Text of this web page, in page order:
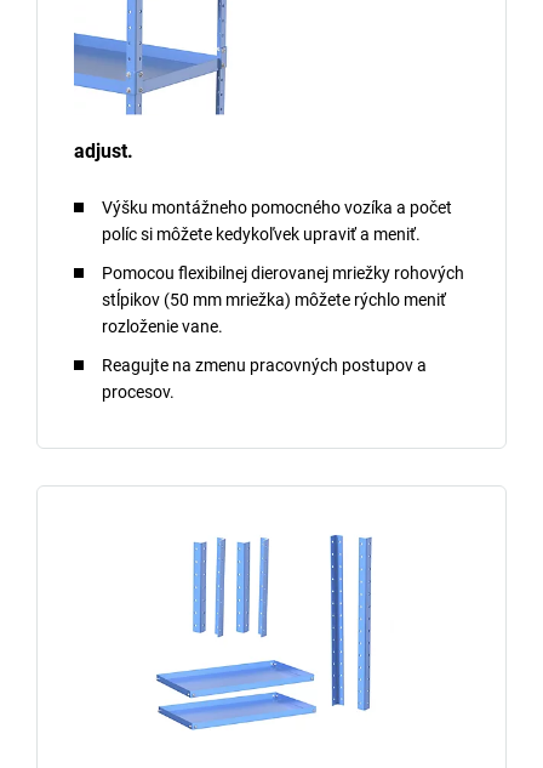
adjust.
Výšku montážneho pomocného vozíka a počet
políc si môžete kedykoľvek upraviť a meniť.
Pomocou flexibilnej dierovanej mriežky rohových
stĺpikov (50 mm mriežka) môžete rýchlo meniť
rozloženie vane.
Reagujte na zmenu pracovných postupov a
procesov.